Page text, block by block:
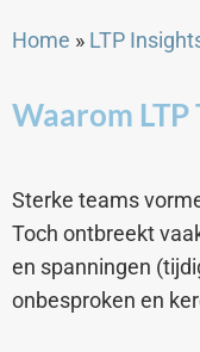
Home » LTP
Waarom LTP
Sterke teams
Toch ontbreekt
en spanningen
onbesproken en